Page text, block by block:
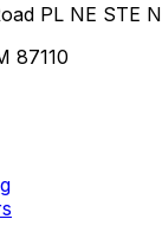
PL NE STE N
87110